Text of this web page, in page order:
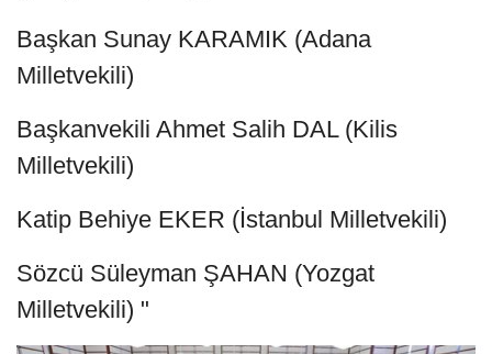
Başkan Sunay KARAMIK (Adana
Milletvekili)
Başkanvekili Ahmet Salih DAL (Kilis
Milletvekili)
Katip Behiye EKER (İstanbul Milletvekili)
Sözcü Süleyman ŞAHAN (Yozgat
Milletvekili) "